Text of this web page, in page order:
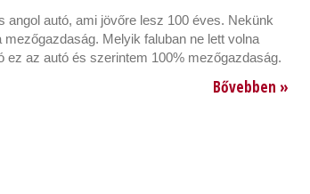
autó, ami jövőre lesz 100 éves. Nekünk
Melyik faluban ne lett volna
ez az autó és szerintem 100% mezőgazdaság.
Bővebben »